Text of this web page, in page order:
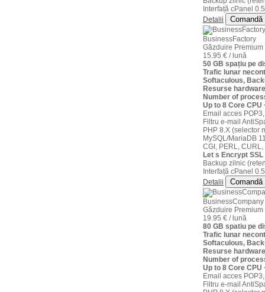
Interfață cPanel
Detalii
Comandă
BusinessFactory
Găzduire Premium
15.95 € / lună
50 GB spațiu pe
Trafic lunar
Softaculous,
Resurse
Number of
Up to 8 Core CPU
Email acces
Filtru e-mail
PHP 8.X (selector
MySQL/MariaDB
CGI, PERL,
Let s Encrypt
Backup zilnic
Interfață cPanel
Detalii
Comandă
BusinessCompany
Găzduire Premium
19.95 € / lună
80 GB spatiu pe
Trafic lunar
Softaculous,
Resurse
Number of
Up to 8 Core CPU
Email acces
Filtru e-mail